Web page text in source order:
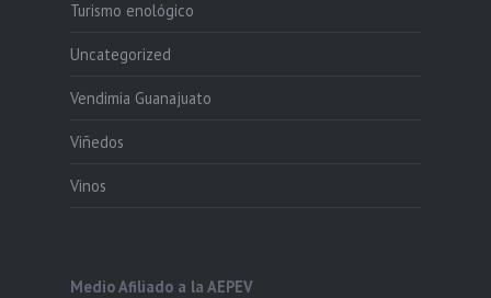
Turismo enológico
Uncategorized
Vendimia Guanajuato
Viñedos
Vinos
Medio Afiliado a la AEPEV